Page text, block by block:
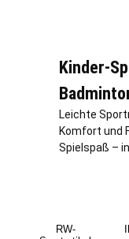
Kinder-
Leichte
Komfort und
Spielspaß –
RW-